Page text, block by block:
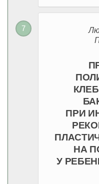
ПРИ
НА
У